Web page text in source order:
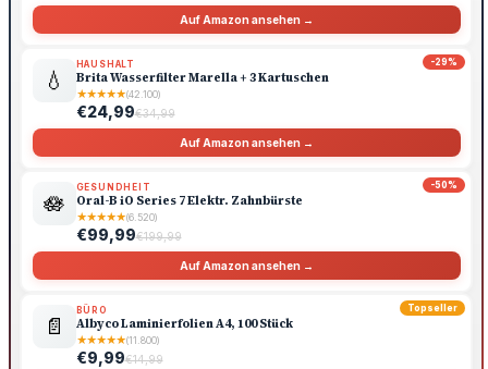
Auf Amazon ansehen →
-29%
💧
HAUSHALT
Brita Wasserfilter Marella + 3 Kartuschen
★★★★★(42.100)
€24,99€34,99
Auf Amazon ansehen →
-50%
🪷
GESUNDHEIT
Oral-B iO Series 7 Elektr. Zahnbürste
★★★★★(6.520)
€99,99€199,99
Auf Amazon ansehen →
Topseller
📄
BÜRO
Albyco Laminierfolien A4, 100 Stück
★★★★★(11.800)
€9,99€14,99